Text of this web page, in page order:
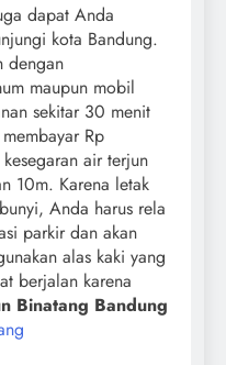
dapat Anda
kota Bandung.
dengan
maupun mobil
sekitar 30 menit
Rp
air terjun
10m. Karena letak
Anda harus rela
parkir dan akan
alas kaki yang
berjalan karena
Binatang Bandung